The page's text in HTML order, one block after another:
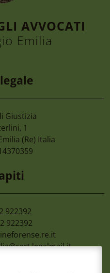
Dell’ambiente,
Le Nuove
AVVOCATI
Emilia
Giustizia
1
(Re) Italia
922392
922392